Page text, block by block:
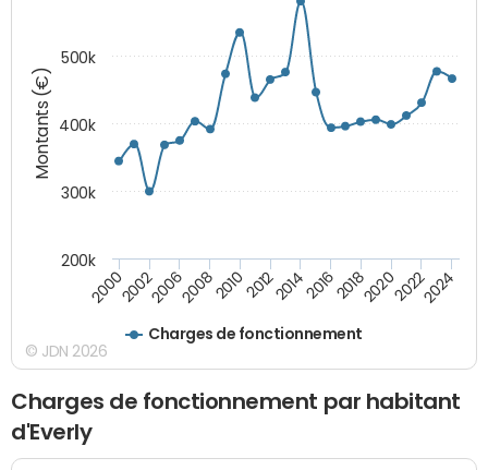
Montants (€)
Charges de fonctionnement
200020022006200820102012201420162018202020222024
200k
300k
400k
500k
© JDN 2026
Charges de fonctionnement par habitant
d'Everly